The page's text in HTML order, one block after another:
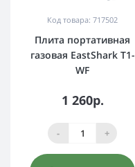
Код товара: 717502
Плита портативная
газовая EastShark T1-
WF
1 260р.
- +